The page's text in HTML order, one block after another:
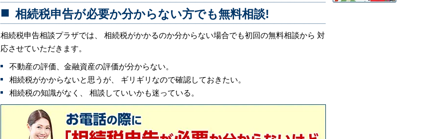
相続税申告が必要か分からない方でも無料相談!
相続税申告相談プラザでは、 相続税がかかるのか分からない場合でも初回の無料相談から 対
応させていただきます。
不動産の評価、金融資産の評価が分からない。
相続税がかからないと思うが、 ギリギリなので確認しておきたい。
相続税の知識がなく、 相談していいかも迷っている。